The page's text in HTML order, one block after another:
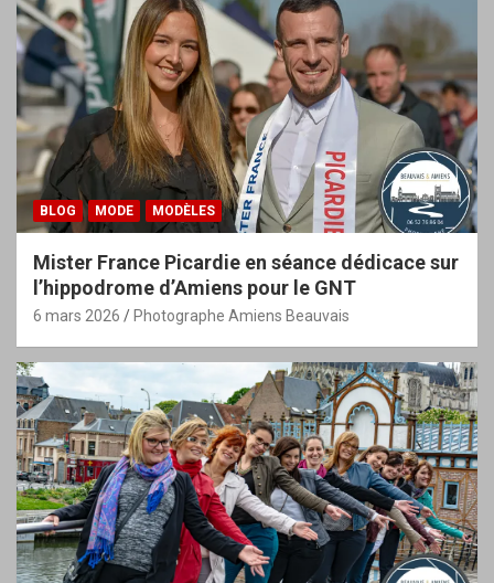
BLOG MODE MODÈLES
Mister France Picardie en séance dédicace sur
l’hippodrome d’Amiens pour le GNT
6 mars 2026 Photographe Amiens Beauvais